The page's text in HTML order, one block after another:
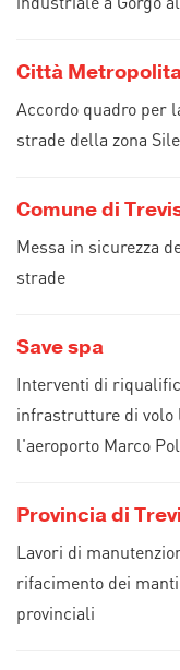
Città
Accordo quadro per
strade della zona
Comune di
Messa in sicurezza
strade
Save spa
Interventi di
infrastrutture di volo
l'aeroporto Marco
Provincia di
Lavori di
rifacimento dei
provinciali